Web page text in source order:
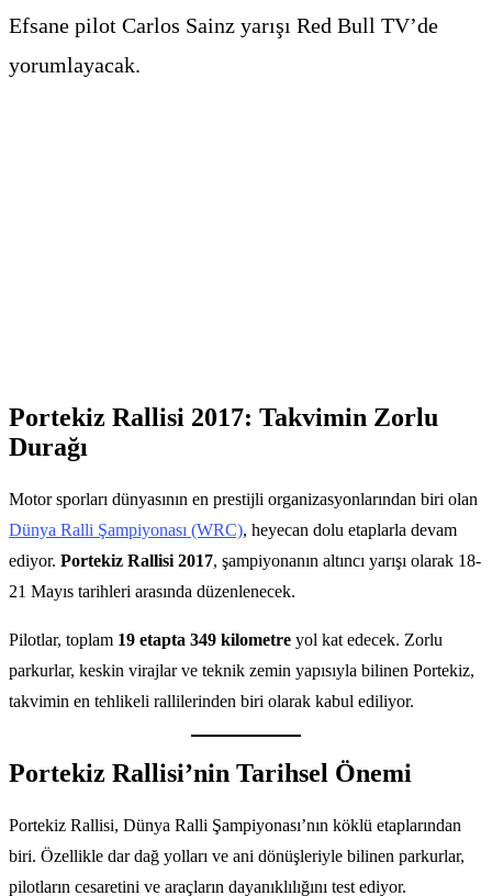
Efsane pilot Carlos Sainz yarışı Red Bull TV’de
yorumlayacak.
Portekiz Rallisi 2017: Takvimin Zorlu
Durağı
Motor sporları dünyasının en prestijli organizasyonlarından biri olan
Dünya Ralli Şampiyonası (WRC), heyecan dolu etaplarla devam
ediyor. Portekiz Rallisi 2017, şampiyonanın altıncı yarışı olarak 18-
21 Mayıs tarihleri arasında düzenlenecek.
Pilotlar, toplam 19 etapta 349 kilometre yol kat edecek. Zorlu
parkurlar, keskin virajlar ve teknik zemin yapısıyla bilinen Portekiz,
takvimin en tehlikeli rallilerinden biri olarak kabul ediliyor.
Portekiz Rallisi’nin Tarihsel Önemi
Portekiz Rallisi, Dünya Ralli Şampiyonası’nın köklü etaplarından
biri. Özellikle dar dağ yolları ve ani dönüşleriyle bilinen parkurlar,
pilotların cesaretini ve araçların dayanıklılığını test ediyor.